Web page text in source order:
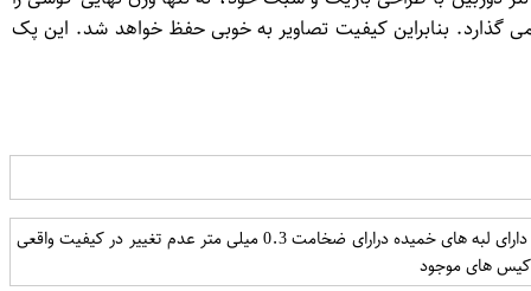
گذارد. بنابراین کیفیت تصاویر به خوبی حفظ خواهد شد. این پک
نصب آسان زیبا و ظریف عدم ایجاد حباب مقاوم در برابر ضربه دارای استاندارد 9H شفافیت بسیار بالا محافظت کامل از لنز دارای لبه های خمیده درارای ضخامت 0.3 میلی متر عدم تغییر در کیفیت واقعی
كیس های موجود